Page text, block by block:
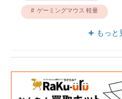
ゲーミングマウス 軽量
軽量 5ボタン
もっと